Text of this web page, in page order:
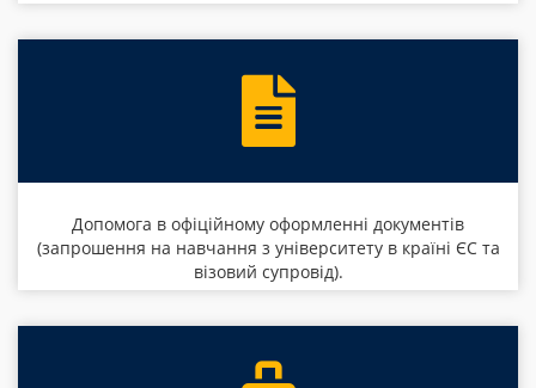
Допомога в офіційному оформленні документів
(запрошення на навчання з університету в країні ЄС та
візовий супровід).